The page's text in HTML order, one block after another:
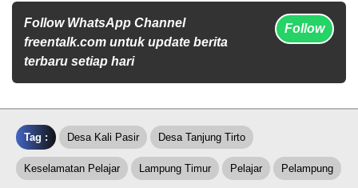
Follow WhatsApp Channel
freentalk.com untuk update berita
terbaru setiap hari
Follow
Tag : Desa Kali Pasir Desa Tanjung Tirto
Keselamatan Pelajar Lampung Timur Pelajar Pelampung